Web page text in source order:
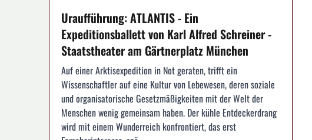
Uraufführung: ATLANTIS - Ein
Expeditionsballett von Karl Alfred Schreiner -
Staatstheater am Gärtnerplatz München
Auf einer Arktisexpedition in Not geraten, trifft ein
Wissenschaftler auf eine Kultur von Lebewesen, deren soziale
und organisatorische Gesetzmäßigkeiten mit der Welt der
Menschen wenig gemeinsam haben. Der kühle Entdeckerdrang
wird mit einem Wunderreich konfrontiert, das erst